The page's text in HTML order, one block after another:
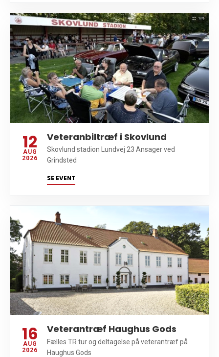
12
AUG
2026
Veteranbiltræf i Skovlund
Skovlund stadion Lundvej 23 Ansager ved
Grindsted
SE EVENT
16
AUG
2026
Veterantræf Haughus Gods
Fælles TR tur og deltagelse på veterantræf på
Haughus Gods